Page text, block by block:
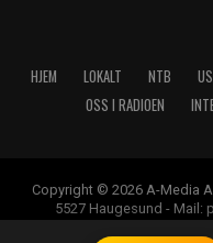
HJEM LOKALT NTB
OSS I RADIOEN
Copyright © 2026 A-Media
5527 Haugesund - Mail: